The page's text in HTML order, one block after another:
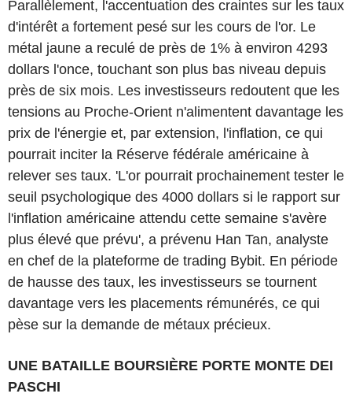
Parallèlement, l'accentuation des craintes sur les taux
d'intérêt a fortement pesé sur les cours de l'or. Le
métal jaune a reculé de près de 1% à environ 4293
dollars l'once, touchant son plus bas niveau depuis
près de six mois. Les investisseurs redoutent que les
tensions au Proche-Orient n'alimentent davantage les
prix de l'énergie et, par extension, l'inflation, ce qui
pourrait inciter la Réserve fédérale américaine à
relever ses taux. 'L'or pourrait prochainement tester le
seuil psychologique des 4000 dollars si le rapport sur
l'inflation américaine attendu cette semaine s'avère
plus élevé que prévu', a prévenu Han Tan, analyste
en chef de la plateforme de trading Bybit. En période
de hausse des taux, les investisseurs se tournent
davantage vers les placements rémunérés, ce qui
pèse sur la demande de métaux précieux.
UNE BATAILLE BOURSIÈRE PORTE MONTE DEI
PASCHI